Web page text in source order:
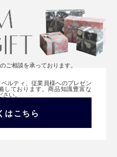
ご相談を承っております。
ルティ、従業員様へのプレゼン
しております。商品知識豊富な
さい。
はこちら